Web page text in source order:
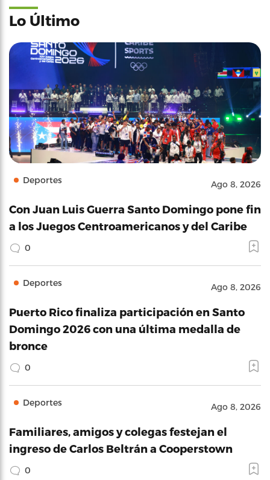
Lo Último
Deportes Ago 8, 2026
Con Juan Luis Guerra Santo Domingo pone fin
a los Juegos Centroamericanos y del Caribe
0
Deportes Ago 8, 2026
Puerto Rico finaliza participación en Santo
Domingo 2026 con una última medalla de
bronce
0
Deportes Ago 8, 2026
Familiares, amigos y colegas festejan el
ingreso de Carlos Beltrán a Cooperstown
0